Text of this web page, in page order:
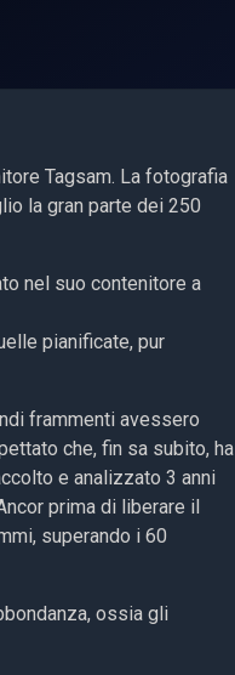
Tagsam. La fotografia
la gran parte dei 250
nel suo contenitore a
pianificate, pur
frammenti avessero
che, fin sa subito, ha
e analizzato 3 anni
prima di liberare il
superando i 60
ossia gli